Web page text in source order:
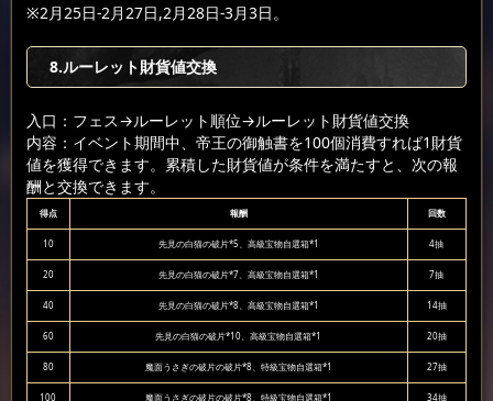
※2月25日-2月27日,2月28日-3月3日。
8.ルーレット財貨値交換
入口：フェス→ルーレット順位→ルーレット財貨値交換
内容：イベント期間中、帝王の御触書を100個消費すれば1財貨
値を獲得できます。累積した財貨値が条件を満たすと、次の報
酬と交換できます。
得点 報酬 回数
10 先見の白猫の破片*5、高級宝物自選箱*1 4抽
20 先見の白猫の破片*7、高級宝物自選箱*1 7抽
40 先見の白猫の破片*8、高級宝物自選箱*1 14抽
60 先見の白猫の破片*10、高級宝物自選箱*1 20抽
80 魔面うさぎの破片の破片*8、特級宝物自選箱*1 27抽
100 魔面うさぎの破片の破片*8、特級宝物自選箱*1 34抽